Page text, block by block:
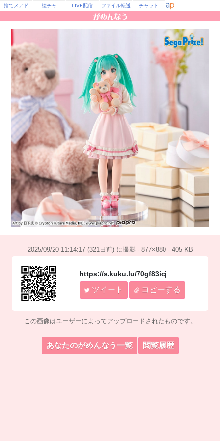
捨てメアド 絵チャ LIVE配信 ファイル転送 チャット
2025/09/20 11:14:17 (321日前) に撮影 - 877×880 - 405 KB
https://s.kuku.lu/70gf83icj
ツイート コピーする
この画像はユーザーによってアップロードされたものです。
あなたのがめんなう一覧 閲覧履歴